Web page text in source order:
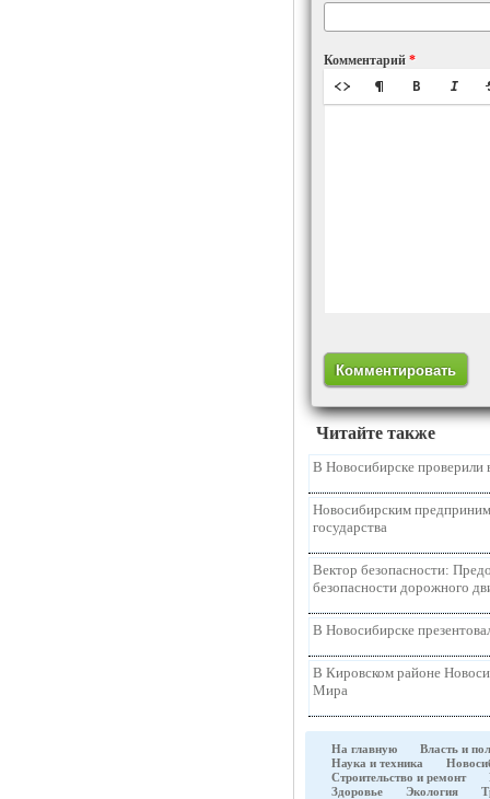
Комментарий *
Читайте также
В Новосибирске проверили
Новосибирским
государства
Вектор безопасности:
безопасности дорожного
В Новосибирске
В Кировском районе
Мира
На главную
Власть и
Наука и техника
Строительство и ремонт
Здоровье
Экология